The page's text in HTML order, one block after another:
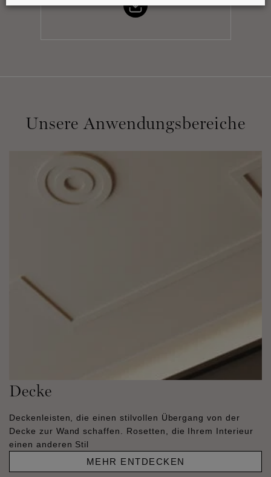
Unsere Anwendungsbereiche
Decke
Deckenleisten, die einen stilvollen Übergang von der
Decke zur Wand schaffen. Rosetten, die Ihrem Interieur
einen anderen Stil
MEHR ENTDECKEN